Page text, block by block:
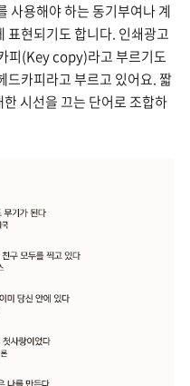
사용해야 하는 동기부여나 계
표현되기도 합니다. 인쇄광고
피(Key copy)라고 부르기도
드카피라고 부르고 있어요. 짧
시선을 끄는 단어로 조합하